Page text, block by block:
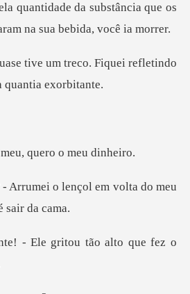
a substância que os
treco. Fiquei refletindo
quero
o lençol em volta do meu
Ele gritou tão alto que